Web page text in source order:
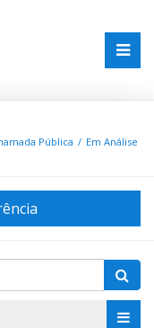
Pública
Em Análise